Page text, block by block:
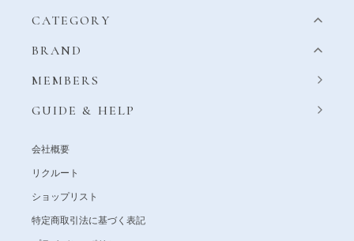
CATEGORY
BRAND
MEMBERS
GUIDE & HELP
会社概要
リクルート
ショップリスト
特定商取引法に基づく表記